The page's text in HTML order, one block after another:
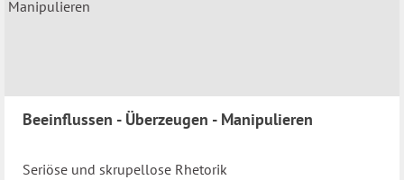
Beeinflussen - Überzeugen - Manipulieren
Seriöse und skrupellose Rhetorik